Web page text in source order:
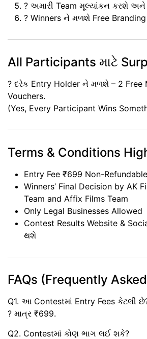
? અમારી Team મૂલ્યાંકન કરશે
? Winners ને મળશે Free
All Participants માટે
? દરેક Entry Holder ને મળશે – 2 Free
Vouchers.
(Yes, Every Participant Wins
Terms & Conditions
Entry Fee ₹699 Non-
Winners’ Final Decision by AK
Team and Affix Films Team
Only Legal Businesses Allowed
Contest Results Website &
થશે
FAQs (Frequently
Q1. આ Contestમાં Entry Fees કેટલી
? માત્ર ₹699.
Q2. Contestમાં કોણ ભાગ લઈ શકે?